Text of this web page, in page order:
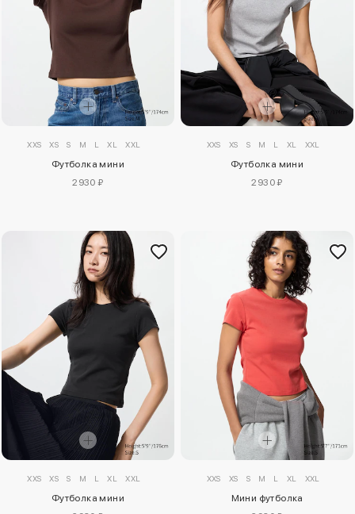
XXS XS S M L XL XXL
Футболка мини
2930 ₽
XXS XS S M L XL XXL
Футболка мини
2930 ₽
XXS XS S M L XL XXL
Футболка мини
XXS XS S M L XL XXL
Мини футболка